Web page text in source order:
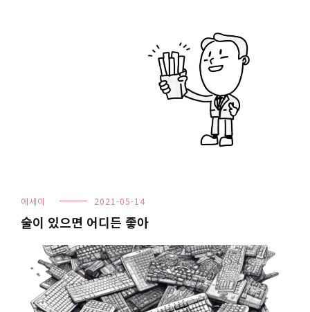
에세이 2021-05-14
술이 있으면 어디든 좋아